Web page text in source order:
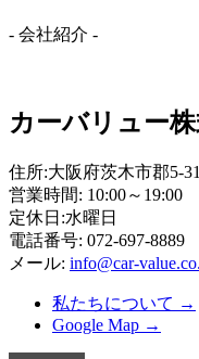
- 会社紹介 -
カーバリュー
住所:大阪府茨木市郡5-
営業時間: 10:00～19:00
定休日:水曜日
電話番号: 072-697-8889
メール: info@car-
私たちについて →
Google Map →